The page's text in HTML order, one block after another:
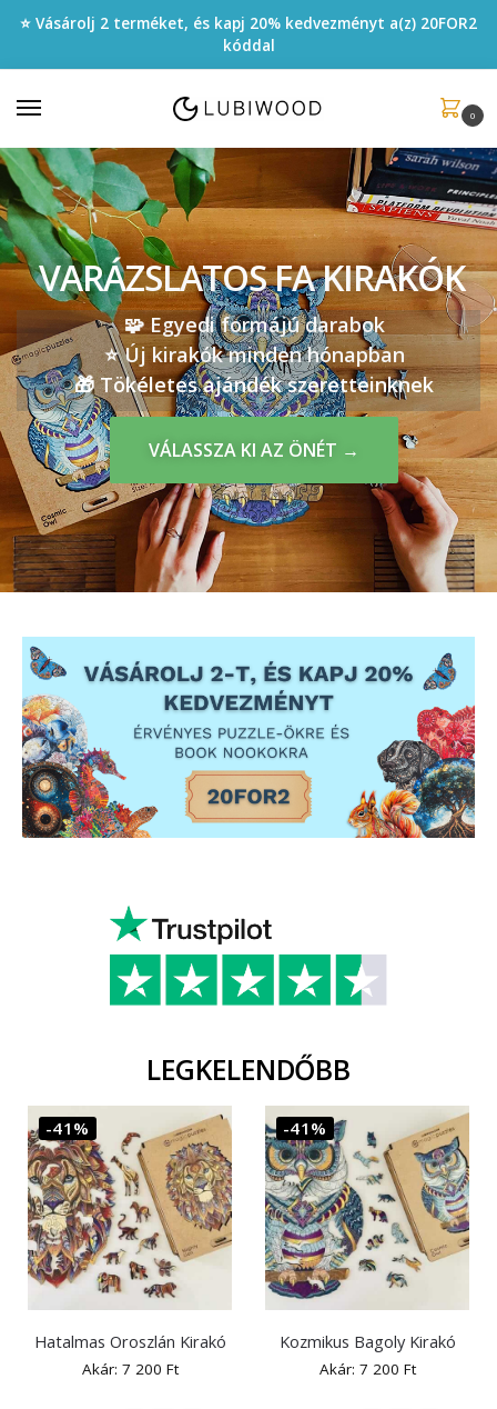
⭐ Vásárolj 2 terméket, és kapj 20% kedvezményt a(z) 20FOR2
kóddal
0
VARÁZSLATOS FA KIRAKÓK
🧩 Egyedi formájú darabok
⭐️ Új kirakók minden hónapban
🎁 Tökéletes ajándék szeretteinknek
VÁLASSZA KI AZ ÖNÉT →
LEGKELENDŐBB
-41%
Hatalmas Oroszlán Kirakó
Akár: 7 200 Ft
-41%
Kozmikus Bagoly Kirakó
Akár: 7 200 Ft